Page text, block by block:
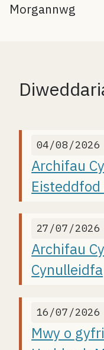
Morgannwg
04/08/2026
Archifau
27/07/2026
Archifau
Cynulleidfa
16/07/2026
Mwy o